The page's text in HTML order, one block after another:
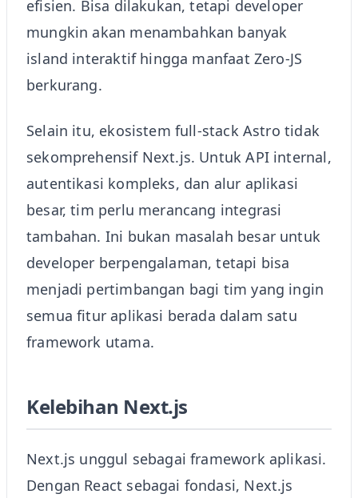
efisien. Bisa dilakukan, tetapi developer
mungkin akan menambahkan banyak
island interaktif hingga manfaat Zero-JS
berkurang.
Selain itu, ekosistem full-stack Astro tidak
sekomprehensif Next.js. Untuk API internal,
autentikasi kompleks, dan alur aplikasi
besar, tim perlu merancang integrasi
tambahan. Ini bukan masalah besar untuk
developer berpengalaman, tetapi bisa
menjadi pertimbangan bagi tim yang ingin
semua fitur aplikasi berada dalam satu
framework utama.
Kelebihan Next.js
Next.js unggul sebagai framework aplikasi.
Dengan React sebagai fondasi, Next.js